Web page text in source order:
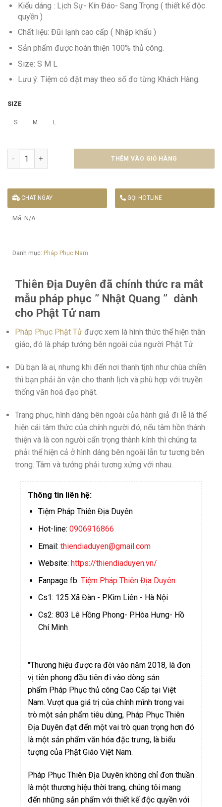
Kiểu dáng : Lịch Sự- Kín Đáo- Sang Trọng ( thiết kế độc
quyền )
Chất liệu: Đũi lạnh cao cấp ( Nhập khẩu )
Sản phẩm được hoàn thiện 100% thủ công.
Size: S M L
Lưu ý: Tiệm có đặt may theo số đo từng Khách Hàng.
SIZE
S M L
Pháp Phục Nhật Quang số lượng
THÊM VÀO GIỎ HÀNG
CHAT NGAY GỌI HOTLINE
Mã: N/A
Danh mục: Pháp Phục Nam
Thiên Địa Duyên đã chính thức ra mắt
mẫu pháp phục ” Nhật Quang ” dành
cho Phật Tử nam
Pháp Phục Phật Tử được xem là hình thức thể hiện thân
giáo, đó là pháp tướng bên ngoài của người Phật Tử.
Dù bạn là ai, nhưng khi đến nơi thanh tịnh như chùa chiền
thì bạn phải ăn vận cho thanh lịch và phù hợp với truyền
thống văn hoá đạo phật.
Trang phục, hình dáng bên ngoài của hành giả đi lễ là thể
hiện cái tâm thức của chính người đó, nếu tâm hồn thánh
thiện và là con người cẩn trọng thành kính thì chúng ta
phải thể hiện cả ở hình dáng bên ngoài lẫn tư tương bên
trong. Tâm và tướng phải tương xứng với nhau.
Thông tin liên hệ:
Tiệm Pháp Thiên Địa Duyên
Hot-line: 0906916866
Email: thiendiaduyen@gmail.com
Website: https://thiendiaduyen.vn/
Fanpage fb: Tiệm Pháp Thiên Địa Duyên
Cs1: 125 Xã Đàn - P.Kim Liên - Hà Nội
Cs2: 803 Lê Hồng Phong- P.Hòa Hưng- Hồ
Chí Minh
"Thương hiệu được ra đời vào năm 2018, là đơn
vị tiên phong đầu tiên đi vào dòng sản
phẩm Pháp Phục thủ công Cao Cấp tại Việt
Nam. Vượt qua giá trị của chính mình trong vai
trò một sản phẩm tiêu dùng, Pháp Phục Thiên
Địa Duyên đạt đến một vai trò quan trọng hơn đó
là một sản phẩm văn hóa đặc trưng, là biểu
tượng của Phật Giáo Việt Nam.
Pháp Phục Thiên Địa Duyên không chỉ đơn thuần
là một thương hiệu thời trang, chúng tôi mang
đến những sản phẩm với thiết kế độc quyền với